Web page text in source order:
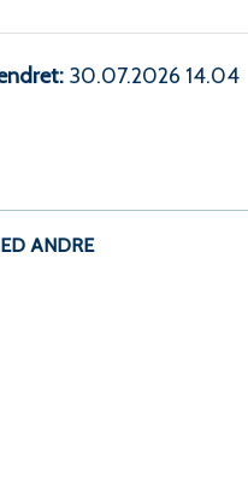
30.07.2026 14.04
ANDRE